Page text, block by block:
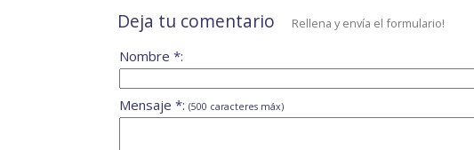
Deja tu comentario Rellena y envía el formulario!
Nombre *:
Mensaje *: (500 caracteres máx)